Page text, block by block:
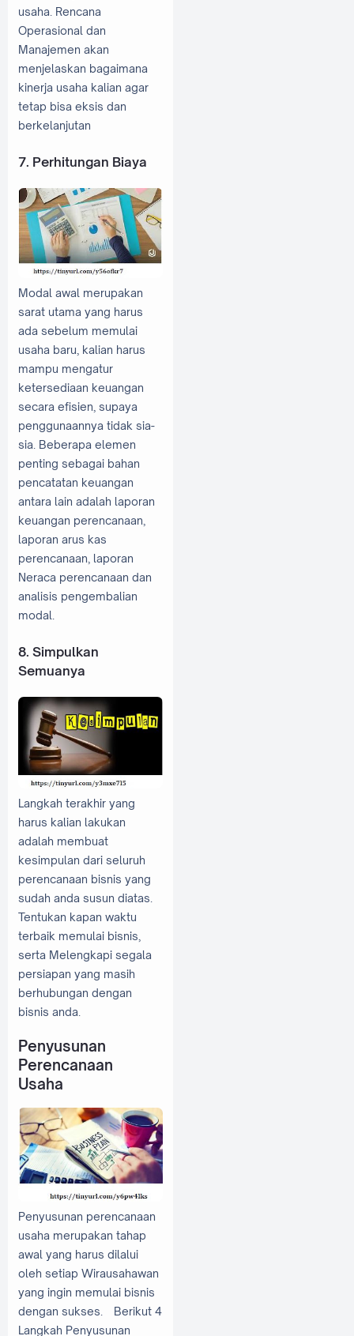
usaha. Rencana
Operasional dan
Manajemen akan
menjelaskan bagaimana
kinerja usaha kalian agar
tetap bisa eksis dan
berkelanjutan
7. Perhitungan Biaya
Modal awal merupakan
sarat utama yang harus
ada sebelum memulai
usaha baru, kalian harus
mampu mengatur
ketersediaan keuangan
secara efisien, supaya
penggunaannya tidak sia-
sia. Beberapa elemen
penting sebagai bahan
pencatatan keuangan
antara lain adalah laporan
keuangan perencanaan,
laporan arus kas
perencanaan, laporan
Neraca perencanaan dan
analisis pengembalian
modal.
8. Simpulkan
Semuanya
Langkah terakhir yang
harus kalian lakukan
adalah membuat
kesimpulan dari seluruh
perencanaan bisnis yang
sudah anda susun diatas.
Tentukan kapan waktu
terbaik memulai bisnis,
serta Melengkapi segala
persiapan yang masih
berhubungan dengan
bisnis anda.
Penyusunan
Perencanaan
Usaha
Penyusunan perencanaan
usaha merupakan tahap
awal yang harus dilalui
oleh setiap Wirausahawan
yang ingin memulai bisnis
dengan sukses. Berikut 4
Langkah Penyusunan